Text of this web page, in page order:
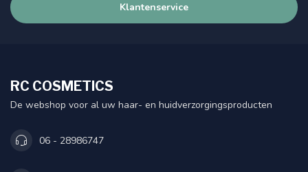
Klantenservice
RC COSMETICS
De webshop voor al uw haar- en huidverzorgingsproducten
06 - 28986747